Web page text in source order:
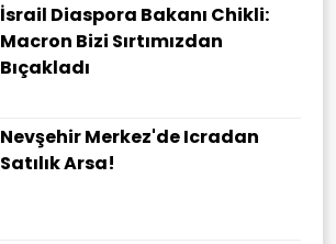
İsrail Diaspora Bakanı Chikli:
Macron Bizi Sırtımızdan
Bıçakladı
Nevşehir Merkez'de Icradan
Satılık Arsa!